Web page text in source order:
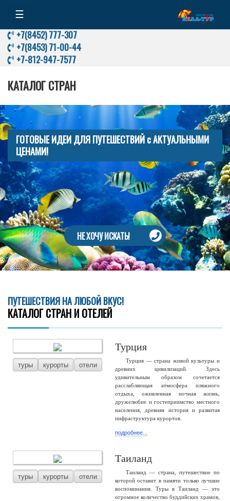
☰
+7(8452) 777-307
+7(8453) 71-00-44
+7-812-947-7577
КАТАЛОГ СТРАН
ГОТОВЫЕ ИДЕИ ДЛЯ ПУТЕШЕСТВИЙ с АКТУАЛЬНЫМИ
ЦЕНАМИ!
НЕ ХОЧУ ИСКАТЬ!
ПУТЕШЕСТВИЯ НА ЛЮБОЙ ВКУС!
КАТАЛОГ СТРАН И ОТЕЛЕЙ
туры курорты отели
Турция
Турция — страна живой культуры и
древних цивилизаций. Здесь
удивительным образом сочетается
расслабляющая атмосфера пляжного
отдыха, оживленная ночная жизнь,
дружелюбие и гостеприимство местного
населения, древняя история и развитая
инфраструктура курортов.
подробнее...
туры курорты отели
Таиланд
Таиланд — страна, путешествие по
которой оставит в памяти только лучшие
воспоминания. Туры в Таиланд — это
огромное количество буддийских храмов,